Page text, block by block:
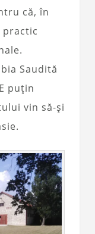
că, în
Saudită
puțin
vin să-și